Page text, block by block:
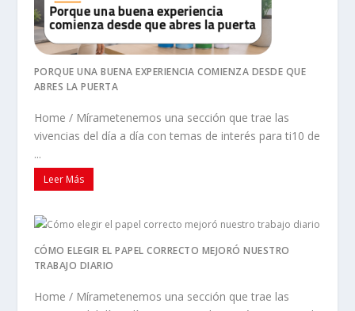
PORQUE UNA BUENA EXPERIENCIA COMIENZA DESDE QUE
ABRES LA PUERTA
Home / Mírametenemos una sección que trae las
vivencias del día a día con temas de interés para ti10 de
...
Leer Más
CÓMO ELEGIR EL PAPEL CORRECTO MEJORÓ NUESTRO
TRABAJO DIARIO
Home / Mírametenemos una sección que trae las